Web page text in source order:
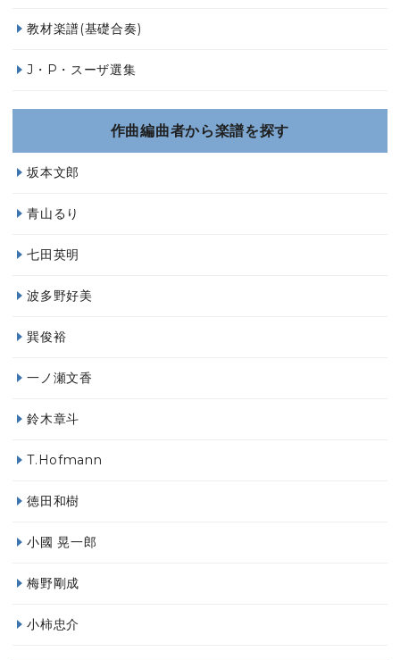
教材楽譜(基礎合奏)
J・P・スーザ選集
作曲編曲者から楽譜を探す
坂本文郎
青山るり
七田英明
波多野好美
巽俊裕
一ノ瀬文香
鈴木章斗
T.Hofmann
徳田和樹
小國 晃一郎
梅野剛成
小柿忠介